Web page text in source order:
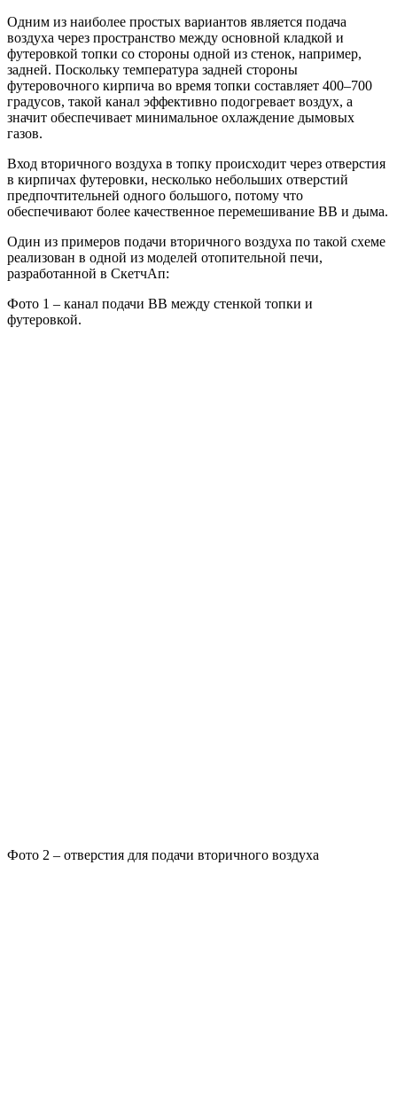
Одним из наиболее простых вариантов является подача
воздуха через пространство между основной кладкой и
футеровкой топки со стороны одной из стенок, например,
задней. Поскольку температура задней стороны
футеровочного кирпича во время топки составляет 400–700
градусов, такой канал эффективно подогревает воздух, а
значит обеспечивает минимальное охлаждение дымовых
газов.
Вход вторичного воздуха в топку происходит через отверстия
в кирпичах футеровки, несколько небольших отверстий
предпочтительней одного большого, потому что
обеспечивают более качественное перемешивание ВВ и дыма.
Один из примеров подачи вторичного воздуха по такой схеме
реализован в одной из моделей отопительной печи,
разработанной в СкетчАп:
Фото 1 – канал подачи ВВ между стенкой топки и
футеровкой.
Фото 2 – отверстия для подачи вторичного воздуха